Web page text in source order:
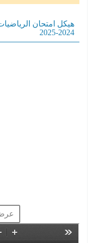
هيكل امتحان
2024-2025